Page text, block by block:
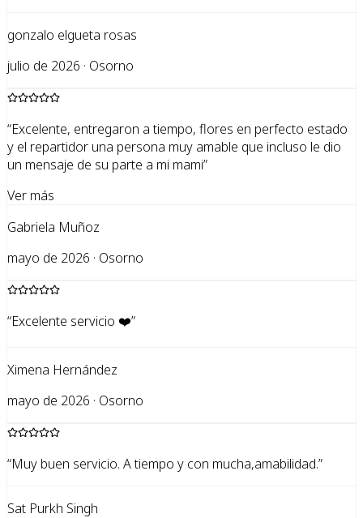
gonzalo elgueta rosas
julio de 2026 · Osorno
“Excelente, entregaron a tiempo, flores en perfecto estado
y el repartidor una persona muy amable que incluso le dio
un mensaje de su parte a mi mami”
Ver más
Gabriela Muñoz
mayo de 2026 · Osorno
“Excelente servicio ❤️”
Ximena Hernández
mayo de 2026 · Osorno
“Muy buen servicio. A tiempo y con mucha,amabilidad.”
Sat Purkh Singh